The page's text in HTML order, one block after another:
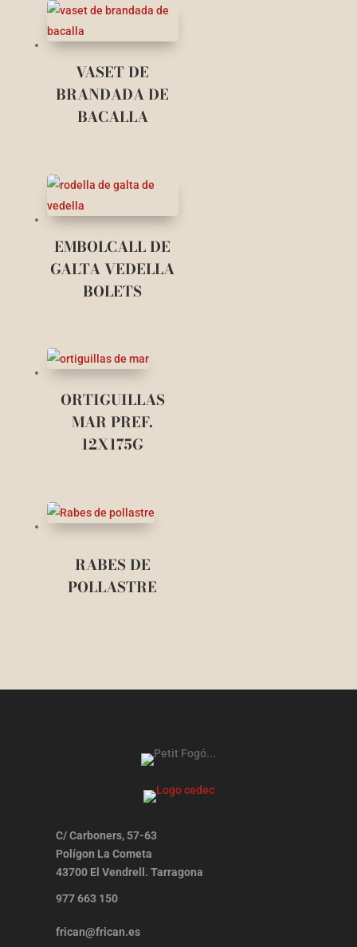
VASET DE
BRANDADA DE
BACALLA
EMBOLCALL DE
GALTA VEDELLA
BOLETS
ORTIGUILLAS
MAR PREF.
12X175G
RABES DE
POLLASTRE
C/ Carboners, 57-63
Polígon La Cometa
43700 El Vendrell. Tarragona
977 663 150
frican@frican.es